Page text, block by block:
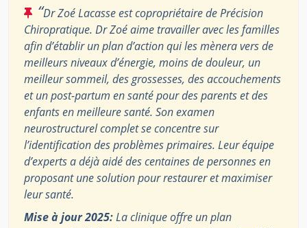
“Dr Zoé Lacasse est copropriétaire de Précision
Chiropratique. Dr Zoé aime travailler avec les familles
afin d’établir un plan d’action qui les mènera vers de
meilleurs niveaux d’énergie, moins de douleur, un
meilleur sommeil, des grossesses, des accouchements
et un post-partum en santé pour des parents et des
enfants en meilleure santé. Son examen
neurostructurel complet se concentre sur
l’identification des problèmes primaires. Leur équipe
d’experts a déjà aidé des centaines de personnes en
proposant une solution pour restaurer et maximiser
leur santé.
Mise à jour 2025:La clinique offre un plan